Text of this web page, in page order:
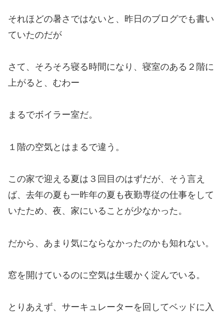
それほどの暑さではないと、昨日のブログでも書い
ていたのだが
さて、そろそろ寝る時間になり、寝室のある２階に
上がると、むわー
まるでボイラー室だ。
１階の空気とはまるで違う。
この家で迎える夏は３回目のはずだが、そう言え
ば、去年の夏も一昨年の夏も夜勤専従の仕事をして
いたため、夜、家にいることが少なかった。
だから、あまり気にならなかったのかも知れない。
窓を開けているのに空気は生暖かく淀んでいる。
とりあえず、サーキュレーターを回してベッドに入